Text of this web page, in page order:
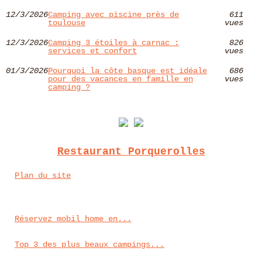
12/3/2026Camping avec piscine près de
toulouse
611
vues
12/3/2026Camping 3 étoiles à carnac :
services et confort
826
vues
01/3/2026Pourquoi la côte basque est idéale
pour des vacances en famille en
camping ?
686
vues
Restaurant Porquerolles
Plan du site
Réservez mobil home en...
Top 3 des plus beaux campings...